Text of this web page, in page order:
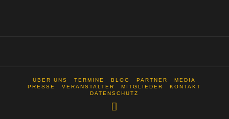
ÜBER UNS TERMINE BLOG PARTNER
MEDIA
PRESSE
VERANSTALTER MITGLIEDER
KONTAKT
DATENSCHUTZ